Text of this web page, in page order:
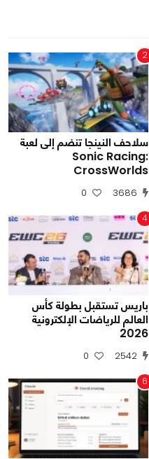
2
سلاحف النينجا تنضم إلى لعبة
Sonic Racing:
CrossWorlds
3686
0
4
باريس تستقبل بطولة كأس
العالم للرياضات الإلكترونية
2026
2542
0
6